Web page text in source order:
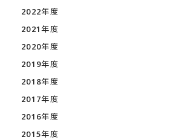
2022年度
2021年度
2020年度
2019年度
2018年度
2017年度
2016年度
2015年度